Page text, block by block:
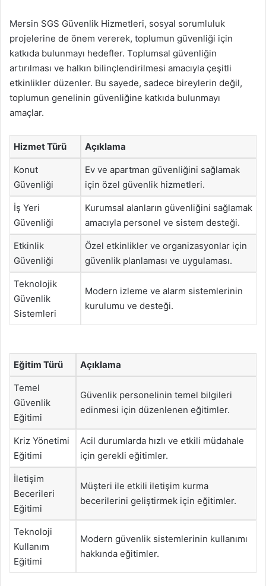
Mersin SGS Güvenlik Hizmetleri, sosyal sorumluluk
projelerine de önem vererek, toplumun güvenliği için
katkıda bulunmayı hedefler. Toplumsal güvenliğin
artırılması ve halkın bilinçlendirilmesi amacıyla çeşitli
etkinlikler düzenler. Bu sayede, sadece bireylerin değil,
toplumun genelinin güvenliğine katkıda bulunmayı
amaçlar.
Hizmet Türü Açıklama
Konut
Güvenliği
Ev ve apartman güvenliğini sağlamak
için özel güvenlik hizmetleri.
İş Yeri
Güvenliği
Kurumsal alanların güvenliğini sağlamak
amacıyla personel ve sistem desteği.
Etkinlik
Güvenliği
Özel etkinlikler ve organizasyonlar için
güvenlik planlaması ve uygulaması.
Teknolojik
Güvenlik
Sistemleri
Modern izleme ve alarm sistemlerinin
kurulumu ve desteği.
Eğitim Türü Açıklama
Temel
Güvenlik
Eğitimi
Güvenlik personelinin temel bilgileri
edinmesi için düzenlenen eğitimler.
Kriz Yönetimi
Eğitimi
Acil durumlarda hızlı ve etkili müdahale
için gerekli eğitimler.
İletişim
Becerileri
Eğitimi
Müşteri ile etkili iletişim kurma
becerilerini geliştirmek için eğitimler.
Teknoloji
Kullanım
Eğitimi
Modern güvenlik sistemlerinin kullanımı
hakkında eğitimler.